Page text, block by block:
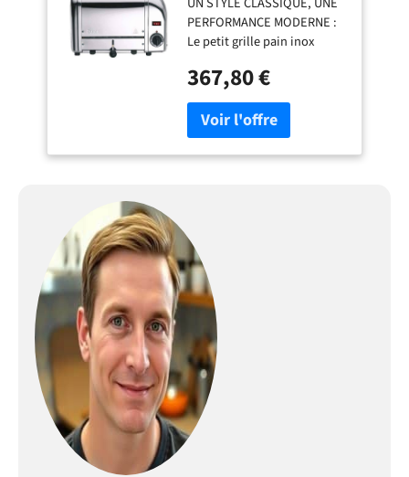
PERFORMANCE MODERNE :
Le petit grille pain inox
Vous pouvez décongeler vos
tartines, régler le degré de
grillage avec la molette
spéciale, mais aussi vider
les miettes en un clin d'œil
et intemporel de la marque
emblématique Dualit et
d'une technologie moderne
à faible consommation
d'énergie. FABRIQUÉ À LA
MAIN ET INTÉGRALEMENT
RÉPARABLE : Chaque petit
grille pain vintage est
entièrement assemblé à la
main dans notre usine au
Royaume-Uni. Vous
trouverez le nom de
367,80 €